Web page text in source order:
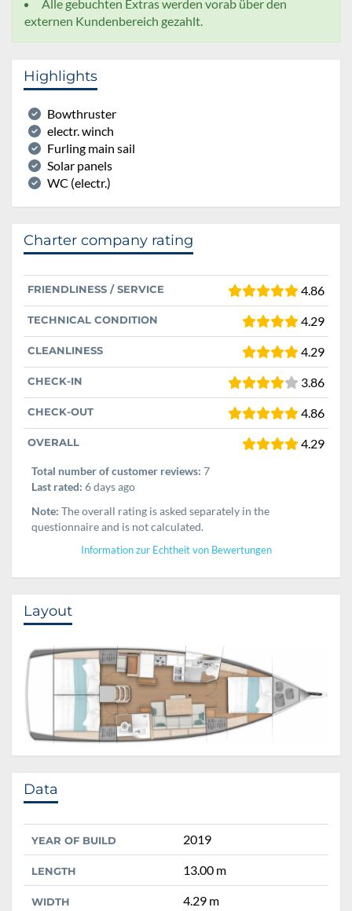
Alle gebuchten Extras werden vorab über den
externen Kundenbereich gezahlt.
Highlights
Bowthruster
electr. winch
Furling main sail
Solar panels
WC (electr.)
Charter company rating
FRIENDLINESS / SERVICE 4.86
TECHNICAL CONDITION 4.29
CLEANLINESS 4.29
CHECK-IN 3.86
CHECK-OUT 4.86
OVERALL 4.29
Total number of customer reviews: 7
Last rated: 6 days ago
Note: The overall rating is asked separately in the
questionnaire and is not calculated.
Information zur Echtheit von Bewertungen
Layout
Data
YEAR OF BUILD 2019
LENGTH 13.00 m
WIDTH 4.29 m